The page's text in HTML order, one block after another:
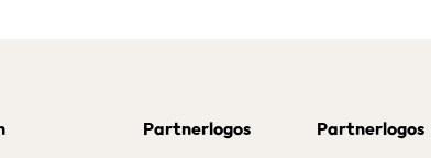
Partnerlogos Partnerlogos